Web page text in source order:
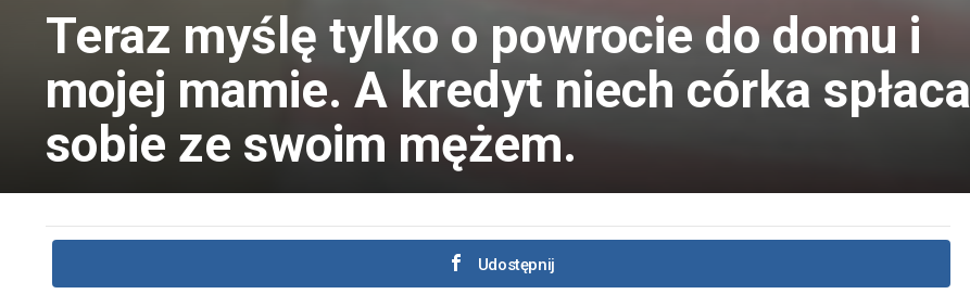
Teraz myślę tylko o powrocie do domu i
mojej mamie. A kredyt niech córka spłaca
sobie ze swoim mężem.
Udostępnij